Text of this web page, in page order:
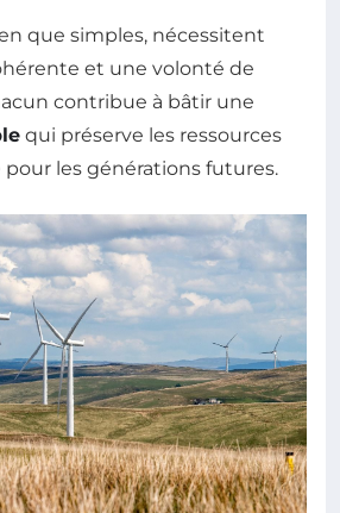
que simples, nécessitent
et une volonté de
contribue à bâtir une
qui préserve les ressources
les générations futures.